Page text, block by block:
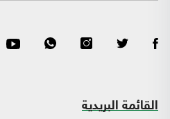
القائمة البريدية